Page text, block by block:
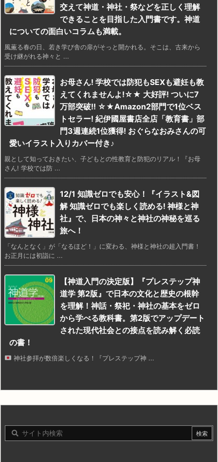
交えて神道・神社・祭などを正しく理解
できることを目指した入門書です。神道
についての面白いコラムも満載。
風薫る春の日、若き学び舎の扉がそっと開かれる。そこは、古来から
受け継がれる神々と ...
お母さん! 学校では防犯もSEXも避妊も教
えてくれませんよ!☆★ 大好評! ついに7
万部突破!! ☆★Amazon2部門で1位ベス
トセラー! 紀伊國屋書店全店「教育書」部
門3週連続1位獲得! おぐらなおみさんの可
愛いイラスト入りカバー付き♪
親として知っておきたい、子どもとの性教育と防犯のリアル！『お母
さん! 学校では防 ...
12/1 知識ゼロでも安心！『イラスト&図
解 知識ゼロでも楽しく読める! 神様と神
社』で、日本の神々と神社の神秘を巡る
旅へ！
「なんとなく」が「なるほど！」に変わる、神様と神社の超入門書！
お正月には初詣に ...
【神道入門の決定版】『プレステップ神
道学 第2版』で日本の文化と歴史の根幹
を理解！神話・祭祀・神社の基本をゼロ
から学べる教科書。第2版でアップデート
された現代社会との接点を読み解く必読
の書！
神社参拝が数倍楽しくなる！『プレステップ神 ...